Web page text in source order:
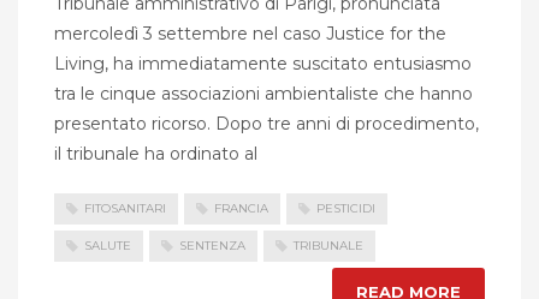
mercoledì 3 settembre nel caso Justice for the
Living, ha immediatamente suscitato entusiasmo
tra le cinque associazioni ambientaliste che hanno
presentato ricorso. Dopo tre anni di procedimento,
il tribunale ha ordinato al
FITOSANITARI FRANCIA PESTICIDI
SALUTE SENTENZA TRIBUNALE
READ MORE